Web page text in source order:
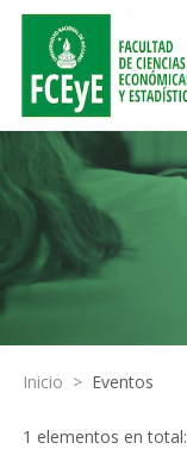
Inicio > Eventos
1 elementos en total: